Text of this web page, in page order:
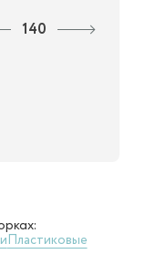
140
Пластиковые